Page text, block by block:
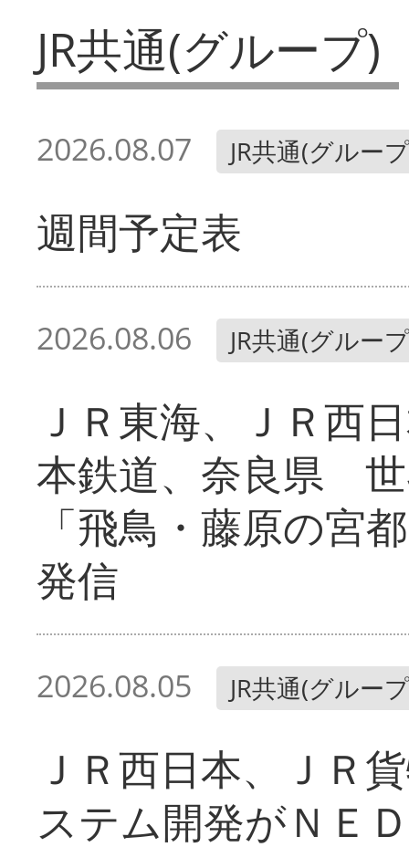
JR共通(グループ)
2026.08.07 JR共通(グルー
週間予定表
2026.08.06 JR共通(グルー
ＪＲ東海、ＪＲ西
本鉄道、奈良県
「飛鳥・藤原の宮
発信
2026.08.05 JR共通(グルー
ＪＲ西日本、ＪＲ
ステム開発がＮＥ